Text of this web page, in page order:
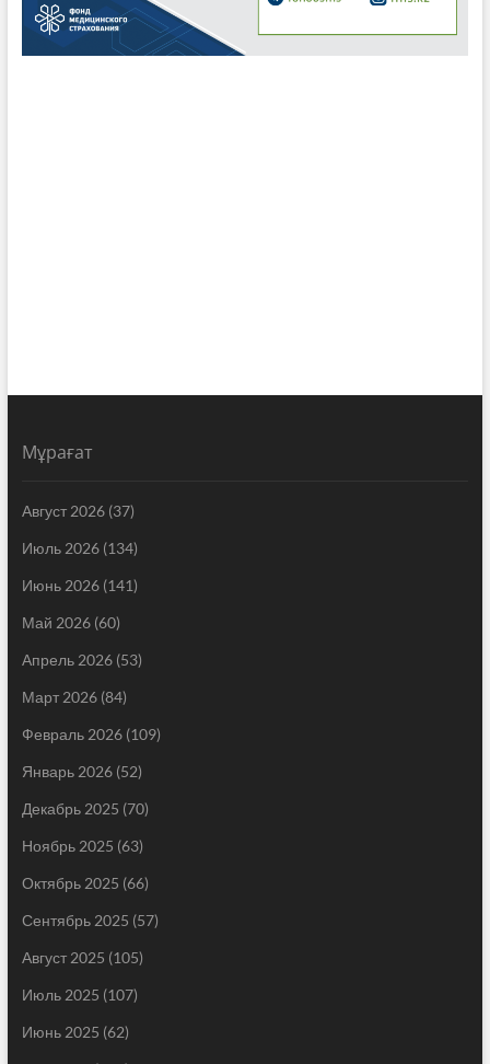
Мұрағат
Август 2026(37)
Июль 2026(134)
Июнь 2026(141)
Май 2026(60)
Апрель 2026(53)
Март 2026(84)
Февраль 2026(109)
Январь 2026(52)
Декабрь 2025 (70)
Ноябрь 2025 (63)
Октябрь 2025 (66)
Сентябрь 2025 (57)
Август 2025 (105)
Июль 2025 (107)
Июнь 2025 (62)